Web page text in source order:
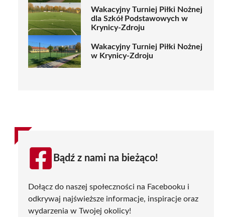
Wakacyjny Turniej Piłki Nożnej
dla Szkół Podstawowych w
Krynicy-Zdroju
Wakacyjny Turniej Piłki Nożnej
w Krynicy-Zdroju
Bądź z nami na bieżąco!
Dołącz do naszej społeczności na Facebooku i
odkrywaj najświeższe informacje, inspiracje oraz
wydarzenia w Twojej okolicy!